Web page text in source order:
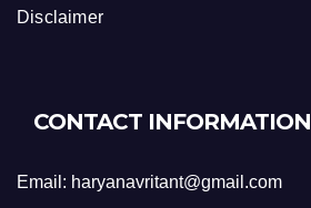
Disclaimer
CONTACT INFORMATION
Email: haryanavritant@gmail.com